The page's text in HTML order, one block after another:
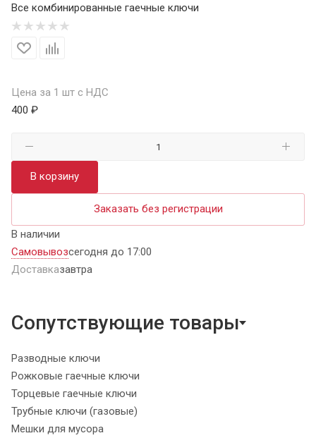
Все комбинированные гаечные ключи
Цена за 1 шт с НДС
400 ₽
В корзину
Заказать без регистрации
В наличии
Самовывозсегодня до 17:00
Доставказавтра
Сопутствующие товары
Разводные ключи
Рожковые гаечные ключи
Торцевые гаечные ключи
Трубные ключи (газовые)
Мешки для мусора